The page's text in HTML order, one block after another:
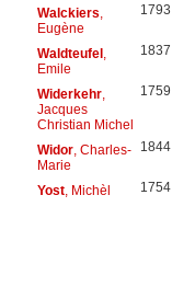
Walckiers
Eugène
1793
Waldteufel,
Emile
1837
Widerkehr,
Jacques
Christian Michel
1759
Widor, Charles-
Marie
1844
Yost, Michèl 1754